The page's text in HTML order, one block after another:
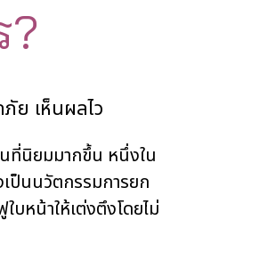
ย เห็นผลไว
นิยมมากขึ้น หนึ่งใน
ป็นนวัตกรรมการยก
บหน้าให้เต่งตึงโดยไม่